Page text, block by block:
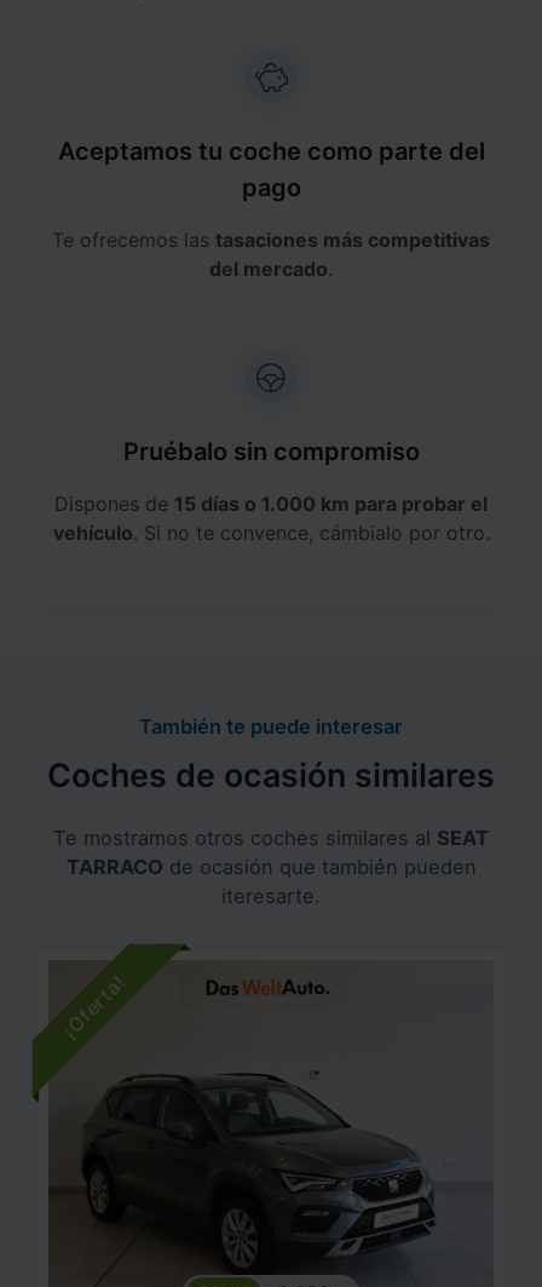
Aceptamos tu coche como parte del
pago
Te ofrecemos las tasaciones más competitivas
del mercado.
Pruébalo sin compromiso
Dispones de 15 días o 1.000 km para probar el
vehículo. Si no te convence, cámbialo por otro.
También te puede interesar
Coches de ocasión similares
Te mostramos otros coches similares al SEAT
TARRACO de ocasión que también pueden
iteresarte.